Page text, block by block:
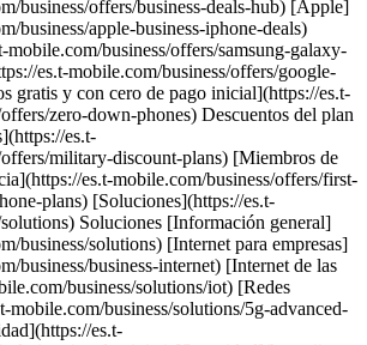
business/offers/business-deals-hub) [Apple]
business/apple-business-iphone-deals)
mobile.com/business/offers/samsung-galaxy-
es.t-mobile.com/business/offers/google-
gratis y con cero de pago inicial](https://es.t-
zero-down-phones) Descuentos del plan
es.t-
military-discount-plans) [Miembros de
es.t-mobile.com/business/offers/first-
plans) [Soluciones](https://es.t-
Soluciones [Información general]
business/solutions) [Internet para empresas]
business/business-internet) [Internet de las
business/solutions/iot) [Redes
mobile.com/business/solutions/5g-advanced-
es.t-